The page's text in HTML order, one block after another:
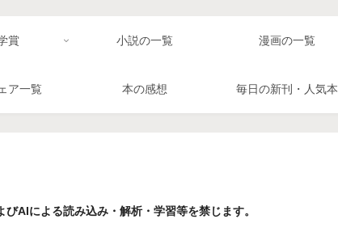
賞 小説の一覧 漫画の一覧
ア一覧 本の感想 毎日の新刊・人気本
AIによる読み込み・解析・学習等を禁じます。